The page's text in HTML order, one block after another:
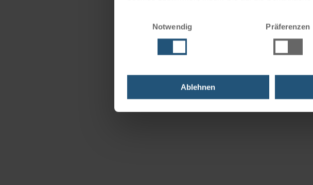
Impressum Datenschutz
Notwendig
Präferenzen
Ablehnen